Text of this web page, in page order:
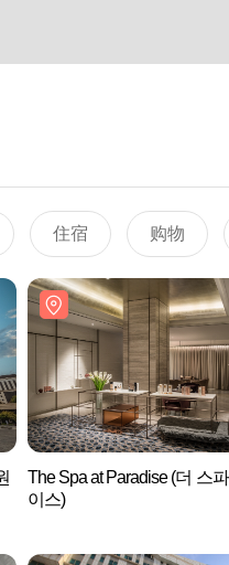
住宿 购物
The Spa at Paradise (더 스
이스)